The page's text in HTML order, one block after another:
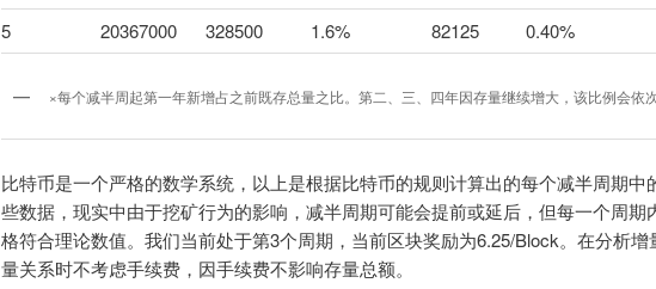
5
20367000 328500 1.6% 82125 0.40%
×每个减半周起第一年新增占之前既存总量之比。第二、三、四年因存量继续增大，该比例会依
比特币是一个严格的数学系统，以上是根据比特币的规则计算出的每个减半周期中
些数据，现实中由于挖矿行为的影响，减半周期可能会提前或延后，但每一个周期
格符合理论数值。我们当前处于第3个周期，当前区块奖励为6.25/Block。在分析增
量关系时不考虑手续费，因手续费不影响存量总额。